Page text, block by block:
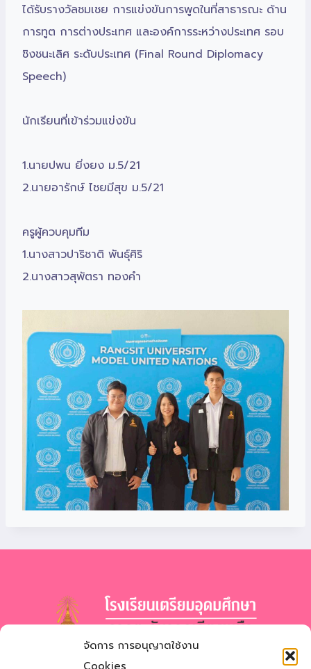
จัดการ การอนุญาตใช้งาน
ได้รับรางวัลชมเชย การแข่งขันการพูดในที่สาธารณะ ด้าน
การทูต การต่างประเทศ และองค์การระหว่างประเทศ รอบ
ชิงชนะเลิศ ระดับประเทศ (Final Round Diplomacy
Speech)
นักเรียนที่เข้าร่วมแข่งขัน
1.นายปพน ยิ่งยง ม.5/21
2.นายอารักษ์ ไชยมีสุข ม.5/21
ครูผู้ควบคุมทีม
1.นางสาวปาริชาติ พันธุ์ศิริ
2.นางสาวสุพัตรา ทองคำ
โรงเรียนเตรียมอุดมศึกษา